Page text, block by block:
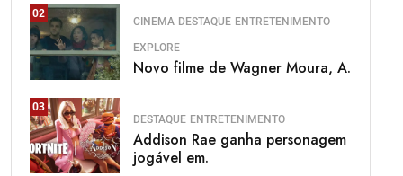
02
CINEMA DESTAQUE ENTRETENIMENTO
EXPLORE
Novo filme de Wagner Moura, A.
03
DESTAQUE ENTRETENIMENTO
Addison Rae ganha personagem
jogável em.